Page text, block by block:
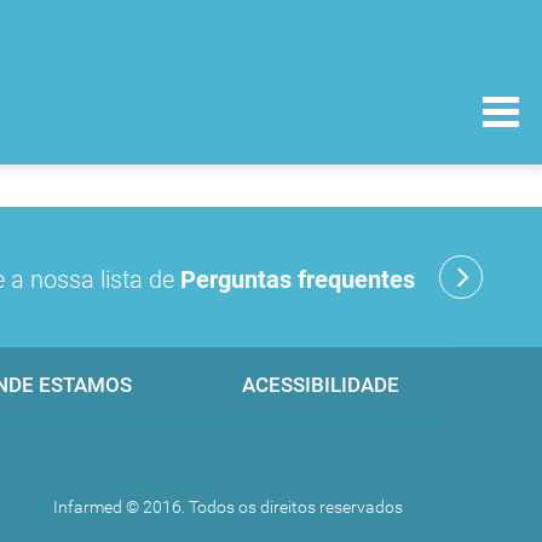
a nossa lista de Perguntas frequentes
ESTAMOS ACESSIBILIDADE
Infarmed © 2016. Todos os direitos reservados